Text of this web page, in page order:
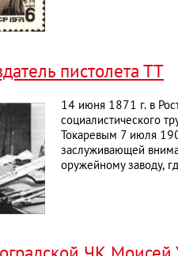
пистолета ТТ
14 июня 1871 г. в
социалистического
Токаревым 7 июля
заслуживающей
оружейному заводу,